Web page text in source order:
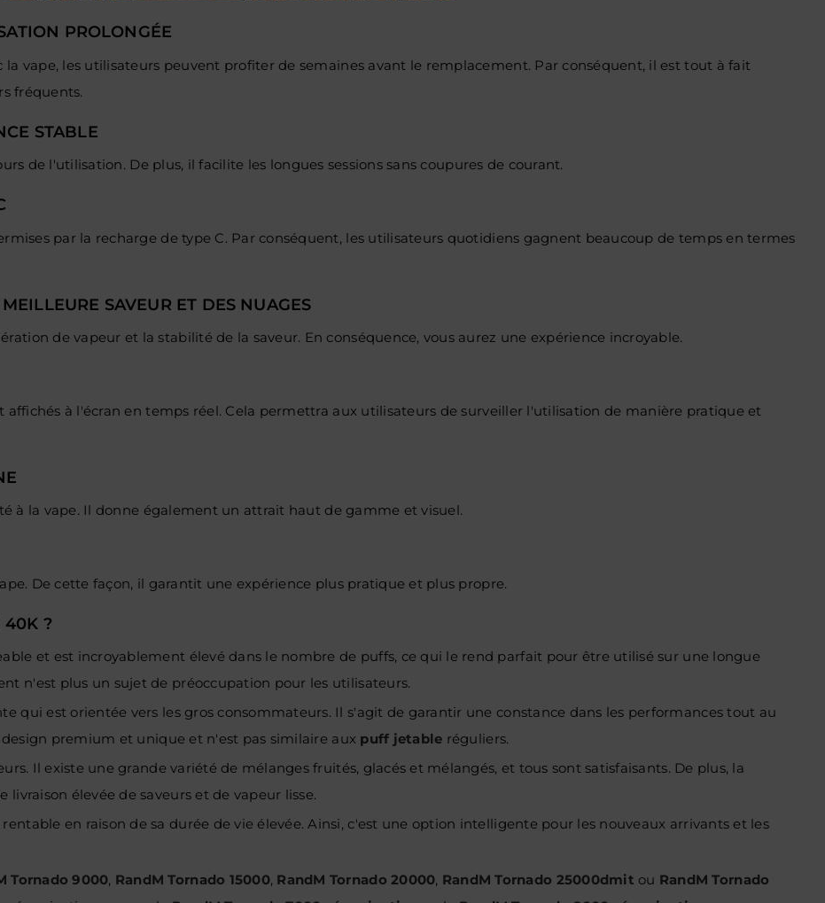
PROLONGÉE
vape, les utilisateurs peuvent profiter de semaines avant le remplacement. Par conséquent, il est tout à fait
fréquents.
STABLE
de l'utilisation. De plus, il facilite les longues sessions sans coupures de courant.
par la recharge de type C. Par conséquent, les utilisateurs quotidiens gagnent beaucoup de temps en termes
SAVEUR ET DES NUAGES
de vapeur et la stabilité de la saveur. En conséquence, vous aurez une expérience incroyable.
à l'écran en temps réel. Cela permettra aux utilisateurs de surveiller l'utilisation de manière pratique et
à la vape. Il donne également un attrait haut de gamme et visuel.
De cette façon, il garantit une expérience plus pratique et plus propre.
40K ?
et est incroyablement élevé dans le nombre de puffs, ce qui le rend parfait pour être utilisé sur une longue
n'est plus un sujet de préoccupation pour les utilisateurs.
qui est orientée vers les gros consommateurs. Il s'agit de garantir une constance dans les performances tout au
premium et unique et n'est pas similaire aux puff jetable réguliers.
Il existe une grande variété de mélanges fruités, glacés et mélangés, et tous sont satisfaisants. De plus, la
élevée de saveurs et de vapeur lisse.
en raison de sa durée de vie élevée. Ainsi, c'est une option intelligente pour les nouveaux arrivants et les
Tornado 9000, RandM Tornado 15000, RandM Tornado 20000, RandM Tornado 25000dmit ou RandM Tornado